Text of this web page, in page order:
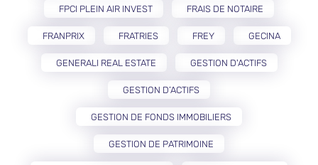
FPCI PLEIN AIR INVEST FRAIS DE NOTAIRE
FRANPRIX FRATRIES FREY GECINA
GENERALI REAL ESTATE GESTION D'ACTIFS
GESTION D’ACTIFS
GESTION DE FONDS IMMOBILIERS
GESTION DE PATRIMOINE